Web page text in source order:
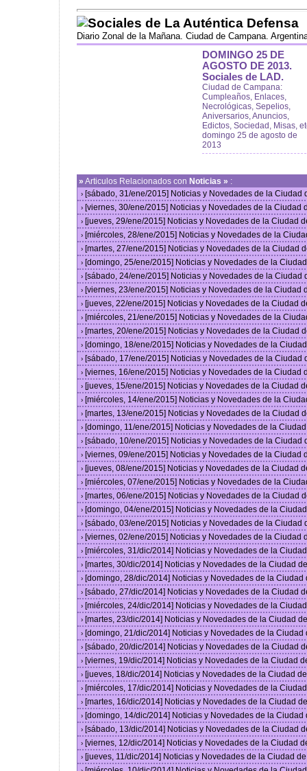
Sociales de La Auténtica Defensa
Diario Zonal de la Mañana. Ciudad de Campana.
DOMINGO 25 DE
AGOSTO DE 2013.
Sociales de LAD.
Ciudad de Campana:
Cumpleaños, Enlaces,
Necrológicas, Sepelios,
Aniversarios, Anuncios,
Edictos, Sociedad, Misas,
domingo 25 de agosto de
2013
» Articulos Relacionados con Noticias » :
› [sábado, 31/ene/2015] Noticias y Novedades de la Ciudad
› [viernes, 30/ene/2015] Noticias y Novedades de la Ciudad
› [jueves, 29/ene/2015] Noticias y Novedades de la Ciudad
› [miércoles, 28/ene/2015] Noticias y Novedades de la
› [martes, 27/ene/2015] Noticias y Novedades de la Ciudad
› [domingo, 25/ene/2015] Noticias y Novedades de la
› [sábado, 24/ene/2015] Noticias y Novedades de la Ciudad
› [viernes, 23/ene/2015] Noticias y Novedades de la Ciudad
› [jueves, 22/ene/2015] Noticias y Novedades de la Ciudad
› [miércoles, 21/ene/2015] Noticias y Novedades de la
› [martes, 20/ene/2015] Noticias y Novedades de la Ciudad
› [domingo, 18/ene/2015] Noticias y Novedades de la
› [sábado, 17/ene/2015] Noticias y Novedades de la Ciudad
› [viernes, 16/ene/2015] Noticias y Novedades de la Ciudad
› [jueves, 15/ene/2015] Noticias y Novedades de la Ciudad
› [miércoles, 14/ene/2015] Noticias y Novedades de la
› [martes, 13/ene/2015] Noticias y Novedades de la Ciudad
› [domingo, 11/ene/2015] Noticias y Novedades de la
› [sábado, 10/ene/2015] Noticias y Novedades de la Ciudad
› [viernes, 09/ene/2015] Noticias y Novedades de la Ciudad
› [jueves, 08/ene/2015] Noticias y Novedades de la Ciudad
› [miércoles, 07/ene/2015] Noticias y Novedades de la
› [martes, 06/ene/2015] Noticias y Novedades de la Ciudad
› [domingo, 04/ene/2015] Noticias y Novedades de la
› [sábado, 03/ene/2015] Noticias y Novedades de la Ciudad
› [viernes, 02/ene/2015] Noticias y Novedades de la Ciudad
› [miércoles, 31/dic/2014] Noticias y Novedades de la
› [martes, 30/dic/2014] Noticias y Novedades de la Ciudad
› [domingo, 28/dic/2014] Noticias y Novedades de la
› [sábado, 27/dic/2014] Noticias y Novedades de la Ciudad
› [miércoles, 24/dic/2014] Noticias y Novedades de la
› [martes, 23/dic/2014] Noticias y Novedades de la Ciudad
› [domingo, 21/dic/2014] Noticias y Novedades de la
› [sábado, 20/dic/2014] Noticias y Novedades de la Ciudad
› [viernes, 19/dic/2014] Noticias y Novedades de la Ciudad
› [jueves, 18/dic/2014] Noticias y Novedades de la Ciudad
› [miércoles, 17/dic/2014] Noticias y Novedades de la
› [martes, 16/dic/2014] Noticias y Novedades de la Ciudad
› [domingo, 14/dic/2014] Noticias y Novedades de la
› [sábado, 13/dic/2014] Noticias y Novedades de la Ciudad
› [viernes, 12/dic/2014] Noticias y Novedades de la Ciudad
› [jueves, 11/dic/2014] Noticias y Novedades de la Ciudad